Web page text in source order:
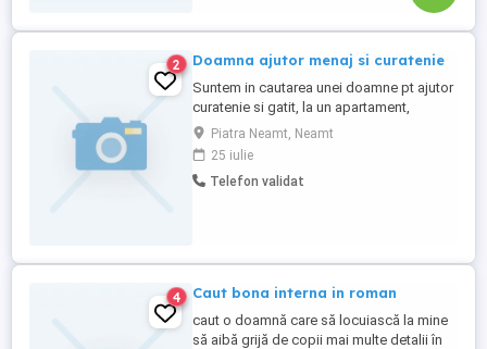
2 Doamna ajutor menaj si curatenie
Suntem in cautarea unei doamne pt ajutor
curatenie si gatit, la un apartament,
program 6 ore zi de luni pana vineri .
Piatra Neamt, Neamt
25 iulie
Telefon validat
4 Caut bona interna in roman
caut o doamnă care să locuiască la mine
să aibă grijă de copii mai multe detalii în